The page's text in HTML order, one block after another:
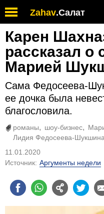
Zahav.Салат
Карен
рассказал о
Марией
Сама Федосеева-
ее дочка была
благословила.
романы шоу-бизнес
Лидия Федосеева-Шукшина
11.01.2020
Источник: Аргументы недели